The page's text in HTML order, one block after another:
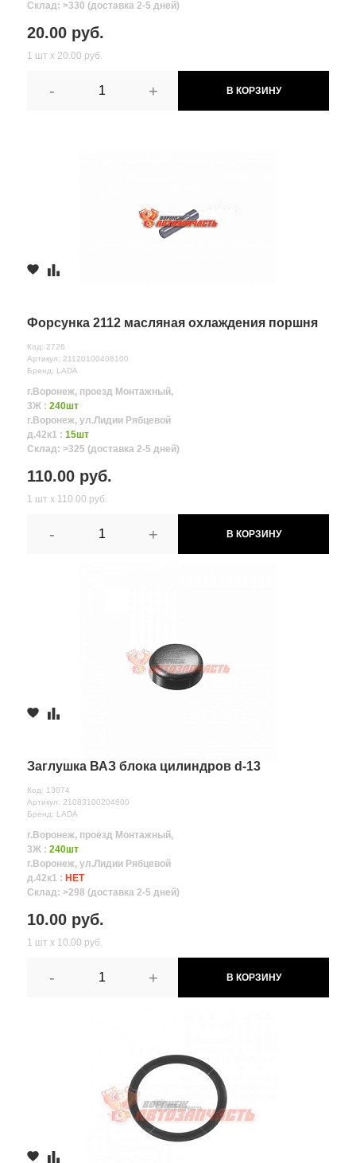
Склад: >330 (доставка 2-5 дней)
20.00 руб.
1 шт х 20.00 руб.
- + В КОРЗИНУ
Форсунка 2112 масляная охлаждения поршня
Код: 2726
Артикул: 21120100408100
Бренд: LADA
г.Воронеж, проезд Монтажный,
3Ж : 240шт
г.Воронеж, ул.Лидии Рябцевой
д.42к1 : 15шт
Склад: >325 (доставка 2-5 дней)
110.00 руб.
1 шт х 110.00 руб.
- + В КОРЗИНУ
Заглушка ВАЗ блока цилиндров d-13
Код: 13074
Артикул: 21083100204600
Бренд: LADA
г.Воронеж, проезд Монтажный,
3Ж : 240шт
г.Воронеж, ул.Лидии Рябцевой
д.42к1 : НЕТ
Склад: >298 (доставка 2-5 дней)
10.00 руб.
1 шт х 10.00 руб.
- + В КОРЗИНУ